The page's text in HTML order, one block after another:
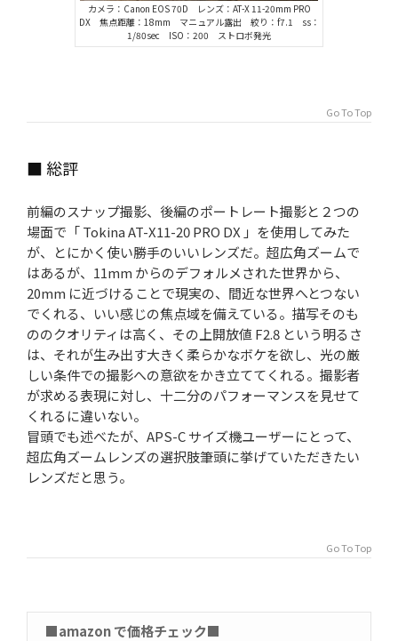
カメラ：Canon EOS 70D レンズ：AT-X 11-20mm PRO
DX 焦点距離：18mm マニュアル露出 絞り：f7.1 ss：
1/80sec ISO：200 ストロボ発光
Go To Top
■ 総評
前編のスナップ撮影、後編のポートレート撮影と２つの
場面で「 Tokina AT-X11-20 PRO DX 」を使用してみた
が、とにかく使い勝手のいいレンズだ。超広角ズームで
はあるが、11mm からのデフォルメされた世界から、
20mm に近づけることで現実の、間近な世界へとつない
でくれる、いい感じの焦点域を備えている。描写そのも
ののクオリティは高く、その上開放値 F2.8 という明るさ
は、それが生み出す大きく柔らかなボケを欲し、光の厳
しい条件での撮影への意欲をかき立ててくれる。撮影者
が求める表現に対し、十二分のパフォーマンスを見せて
くれるに違いない。
冒頭でも述べたが、APS-C サイズ機ユーザーにとって、
超広角ズームレンズの選択肢筆頭に挙げていただきたい
レンズだと思う。
Go To Top
■amazon で価格チェック■